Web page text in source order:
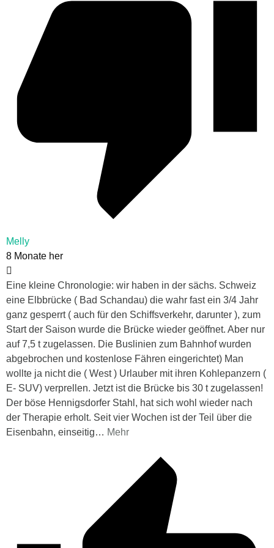
Melly
8 Monate her
Eine kleine Chronologie: wir haben in der sächs. Schweiz
eine Elbbrücke ( Bad Schandau) die wahr fast ein 3/4 Jahr
ganz gesperrt ( auch für den Schiffsverkehr, darunter ), zum
Start der Saison wurde die Brücke wieder geöffnet. Aber nur
auf 7,5 t zugelassen. Die Buslinien zum Bahnhof wurden
abgebrochen und kostenlose Fähren eingerichtet) Man
wollte ja nicht die ( West ) Urlauber mit ihren Kohlepanzern (
E- SUV) verprellen. Jetzt ist die Brücke bis 30 t zugelassen!
Der böse Hennigsdorfer Stahl, hat sich wohl wieder nach
der Therapie erholt. Seit vier Wochen ist der Teil über die
Eisenbahn, einseitig… Mehr